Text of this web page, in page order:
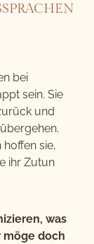
bei
sein. Sie
und
sie,
ihr Zutun
was
möge doch